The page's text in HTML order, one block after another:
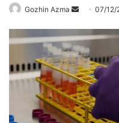
Gozhin Azma
Send
email
07/12/